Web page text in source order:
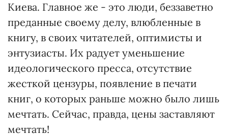
Киева. Главное же - это люди, беззаветно
преданные своему делу, влюбленные в
книгу, в своих читателей, оптимисты и
энтузиасты. Их радует уменьшение
идеологического пресса, отсутствие
жесткой цензуры, появление в печати
книг, о которых раньше можно было лишь
мечтать. Сейчас, правда, цены заставляют
мечтать!